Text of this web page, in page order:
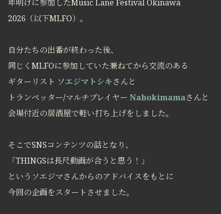
年明けに参加したMusic Lane Festival Okinawa
2026（以下MLFO）。
自分たちの出番が終わった後、
同じくMLFOに参加していた兼ねてから交流のある
ギターリスト ソエジマトシキさんと
トランペッター/マルチプレイヤー Nahokimamaさんと
会場付近の居酒屋で軽い打ち上げをしました。
そこでSNSコンテンツの話となり、
「THINGSは長尺動画が合うと思う！」
というソエジマさんからのアドバイスをもとに
今回の企画をスタートさせました。